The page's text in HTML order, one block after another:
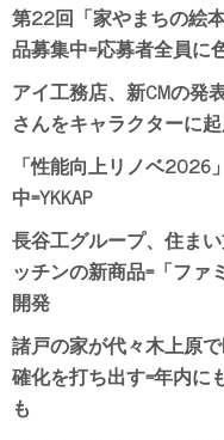
第22回「家やまちの絵
品募集中=応募者全員に
アイ工務店、新CMの発
さんをキャラクターに
「性能向上リノベ2026
中=YKKAP
長谷工グループ、住ま
ッチンの新商品=「ファ
開発
諸戸の家が代々木上原
確化を打ち出す=年内に
も